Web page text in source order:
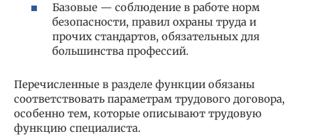
Базовые — соблюдение в работе норм
безопасности, правил охраны труда и
прочих стандартов, обязательных для
большинства профессий.
Перечисленные в разделе функции обязаны
соответствовать параметрам трудового договора,
особенно тем, которые описывают трудовую
функцию специалиста.